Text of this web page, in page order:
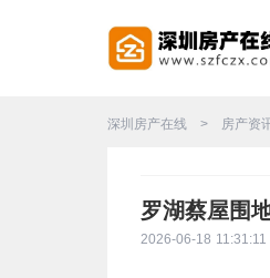
深圳房产在线 > 房产资
罗湖蔡屋围
2026-06-18 11:31:11